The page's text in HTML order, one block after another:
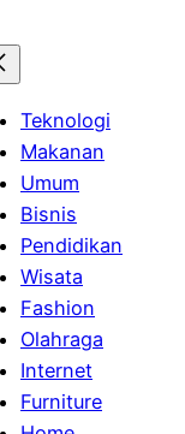
Teknologi
Makanan
Umum
Bisnis
Pendidikan
Wisata
Fashion
Olahraga
Internet
Furniture